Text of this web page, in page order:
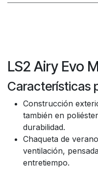
LS2 Airy Evo
Características
Construcción
también en
durabilidad.
Chaqueta de
ventilación,
entretiempo.